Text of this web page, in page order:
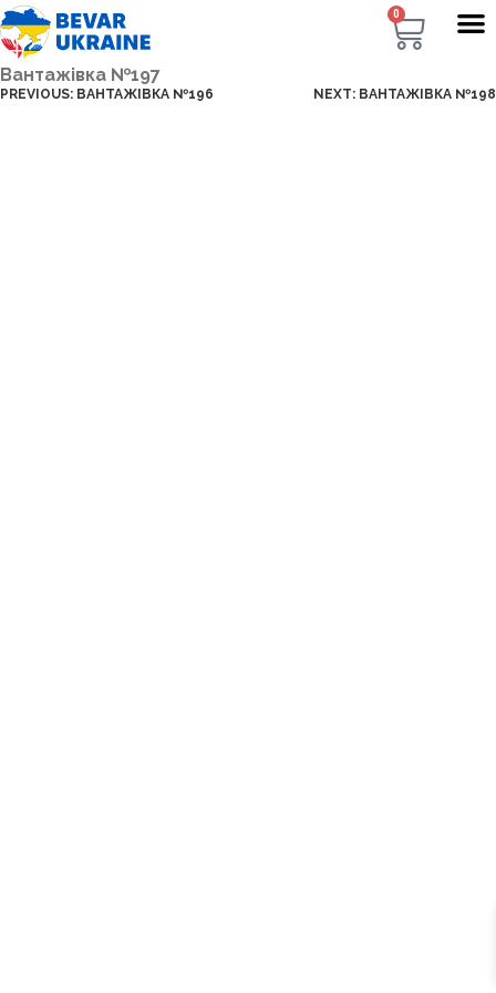
0
Вантажівка №197
PREVIOUS: ВАНТАЖІВКА №196 NEXT: ВАНТАЖІВКА №198